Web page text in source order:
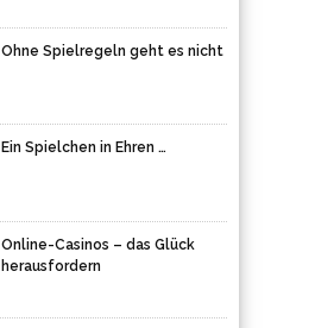
Ohne Spielregeln geht es nicht
Ein Spielchen in Ehren …
Online-Casinos – das Glück
herausfordern